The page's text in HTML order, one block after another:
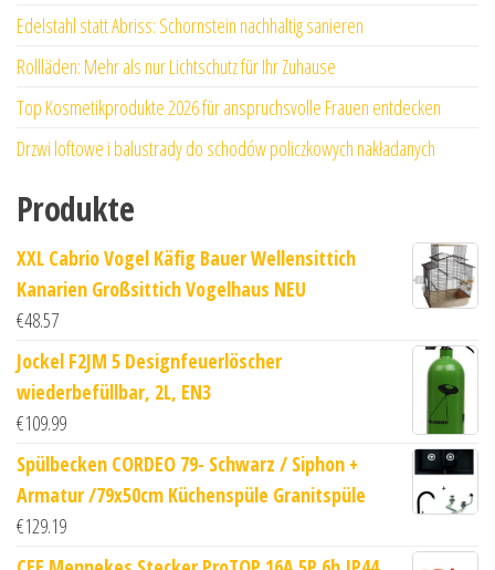
Edelstahl statt Abriss: Schornstein nachhaltig sanieren
Rollläden: Mehr als nur Lichtschutz für Ihr Zuhause
Top Kosmetikprodukte 2026 für anspruchsvolle Frauen entdecken
Drzwi loftowe i balustrady do schodów policzkowych nakładanych
Produkte
XXL Cabrio Vogel Käfig Bauer Wellensittich
Kanarien Großsittich Vogelhaus NEU
€48.57
Jockel F2JM 5 Designfeuerlöscher
wiederbefüllbar, 2L, EN3
€109.99
Spülbecken CORDEO 79- Schwarz / Siphon +
Armatur /79x50cm Küchenspüle Granitspüle
€129.19